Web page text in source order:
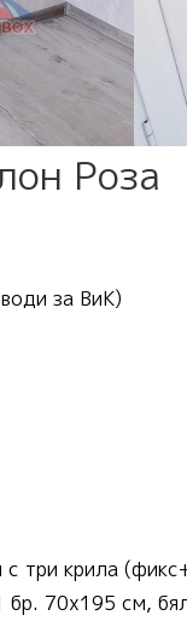
Роза
за ВиК)
три крила
бр. 70х195 см,